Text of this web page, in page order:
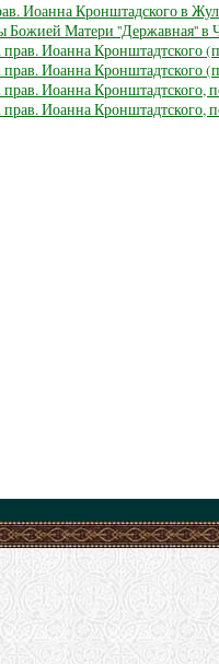
Иоанна Кронштадского в
Божией Матери ''Державная'' в
прав. Иоанна Кронштадтского
прав. Иоанна Кронштадтского
прав. Иоанна Кронштадтского,
прав. Иоанна Кронштадтского,